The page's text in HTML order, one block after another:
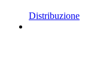
Distribuzione